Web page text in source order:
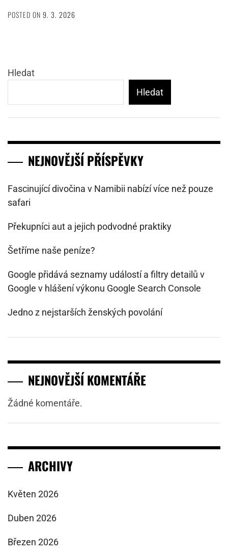
POSTED ON 9. 3. 2026
Hledat
Hledat
NEJNOVĚJŠÍ PŘÍSPĚVKY
Fascinující divočina v Namibii nabízí více než pouze
safari
Překupníci aut a jejich podvodné praktiky
Šetříme naše peníze?
Google přidává seznamy událostí a filtry detailů v
Google v hlášení výkonu Google Search Console
Jedno z nejstarších ženských povolání
NEJNOVĚJŠÍ KOMENTÁŘE
Žádné komentáře.
ARCHIVY
Květen 2026
Duben 2026
Březen 2026